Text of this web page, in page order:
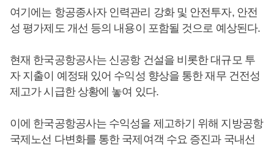
여기에는 항공종사자 인력관리 강화 및 안전투자, 안전
성 평가제도 개선 등의 내용이 포함될 것으로 예상된다.
현재 한국공항공사는 신공항 건설을 비롯한 대규모 투
자 지출이 예정돼 있어 수익성 향상을 통한 재무 건전성
제고가 시급한 상황에 놓여 있다.
이에 한국공항공사는 수익성을 제고하기 위해 지방공항
국제노선 다변화를 통한 국제여객 수요 증진과 국내선